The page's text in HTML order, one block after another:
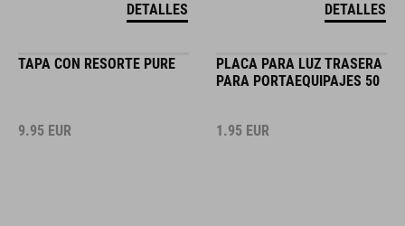
DETALLES DETALLES
TAPA CON RESORTE PURE
9.95 EUR
PLACA PARA LUZ TRASERA
PARA PORTAEQUIPAJES 50
1.95 EUR